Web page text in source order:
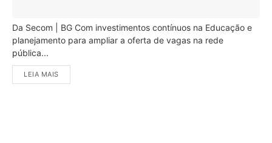
Da Secom | BG Com investimentos contínuos na Educação e
planejamento para ampliar a oferta de vagas na rede
pública...
LEIA MAIS